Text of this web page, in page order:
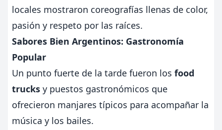
locales mostraron coreografías llenas de color,
pasión y respeto por las raíces.
Sabores Bien Argentinos: Gastronomía
Popular
Un punto fuerte de la tarde fueron los food
trucks y puestos gastronómicos que
ofrecieron manjares típicos para acompañar la
música y los bailes.